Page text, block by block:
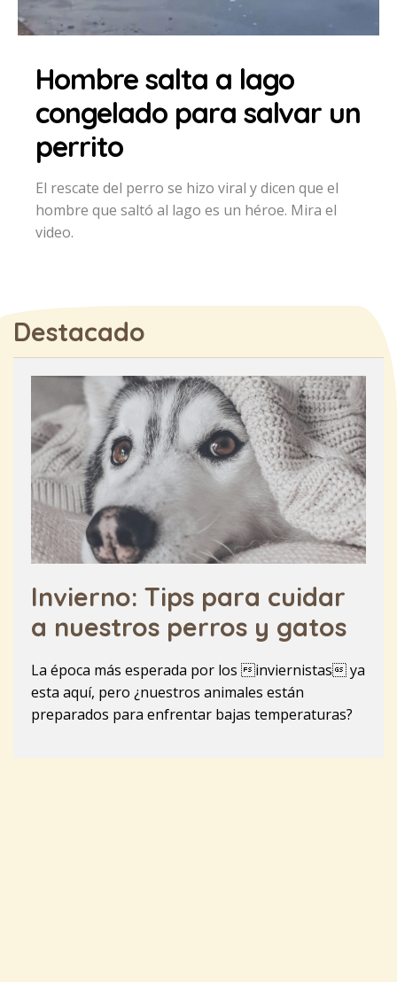
Hombre salta a lago
congelado para salvar un
perrito
El rescate del perro se hizo viral y dicen que el
hombre que saltó al lago es un héroe. Mira el
video.
Destacado
Invierno: Tips para cuidar
a nuestros perros y gatos
La época más esperada por los inviernistas ya
esta aquí, pero ¿nuestros animales están
preparados para enfrentar bajas temperaturas?